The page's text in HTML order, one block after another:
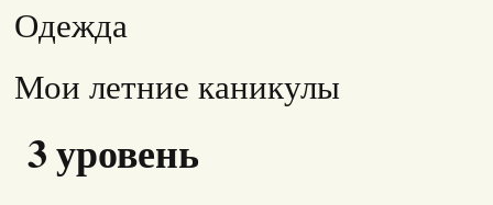
Одежда
Мои летние каникулы
3 уровень